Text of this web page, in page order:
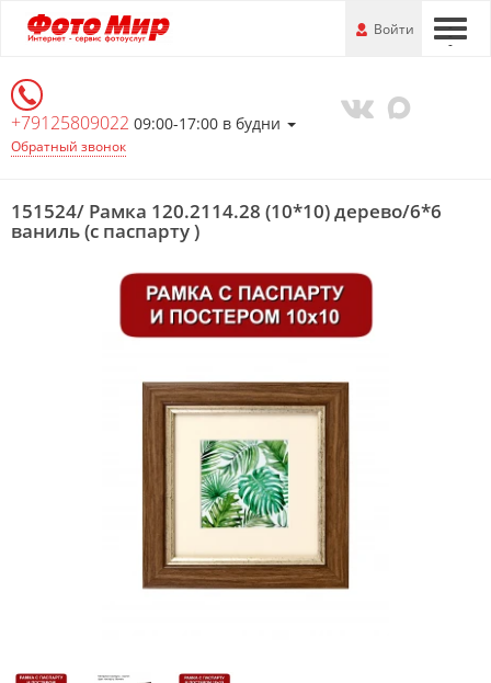
Перейти
к
информации
---
Войти
+79125809022 09:00-17:00 в будни
Обратный звонок
151524/ Рамка 120.2114.28 (10*10) дерево/6*6
ваниль (с паспарту )